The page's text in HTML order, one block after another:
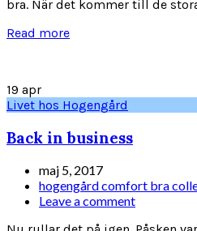
bra. När det kommer till de
Read more
19 apr
Livet hos Hogengård
Back in business
maj 5, 2017
hogengård comfort bra
Leave a comment